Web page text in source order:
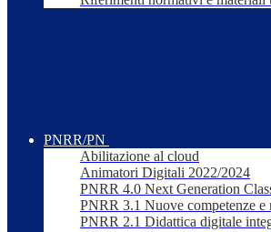
PNRR/PN
Abilitazione al cloud
Animatori Digitali 2022/2024
PNRR 4.0 Next Generation
PNRR 3.1 Nuove competenze
PNRR 2.1 Didattica digitale